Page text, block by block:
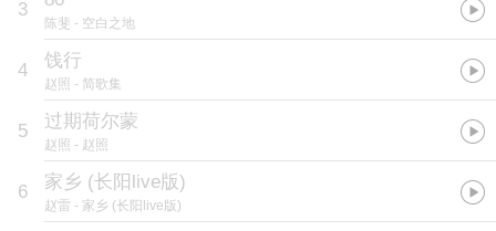
3
陈斐 - 空白之地
4 饯行
赵照 - 简歌集
5 过期荷尔蒙
赵照 - 赵照
6 家乡 (长阳live版)
赵雷 - 家乡 (长阳live版)